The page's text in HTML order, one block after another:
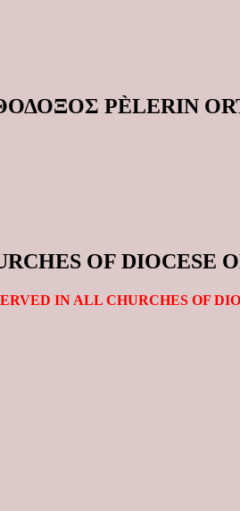
PÈLERIN
OF DIOCESE
IN ALL CHURCHES OF